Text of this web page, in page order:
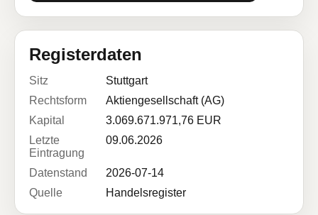
Registerdaten
Sitz
Stuttgart
Rechtsform
Aktiengesellschaft (AG)
Kapital
3.069.671.971,76 EUR
Letzte
Eintragung
09.06.2026
Datenstand
2026-07-14
Quelle
Handelsregister